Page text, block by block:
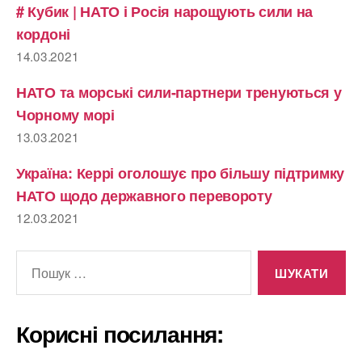
# Кубик | НАТО і Росія нарощують сили на
кордоні
14.03.2021
НАТО та морські сили-партнери тренуються у
Чорному морі
13.03.2021
Україна: Керрі оголошує про більшу підтримку
НАТО щодо державного перевороту
12.03.2021
Корисні посилання: